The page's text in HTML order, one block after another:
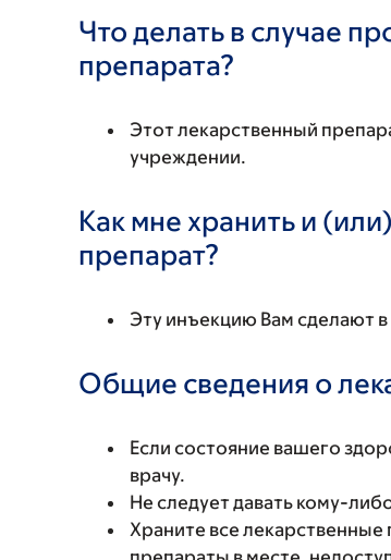
Что делать в случае
препарата?
Этот лекарственный
учреждении.
Как мне хранить и
препарат?
Эту инъекцию Вам сделают
Общие сведения о
Если состояние вашего
врачу.
Не следует давать кому-
Храните все